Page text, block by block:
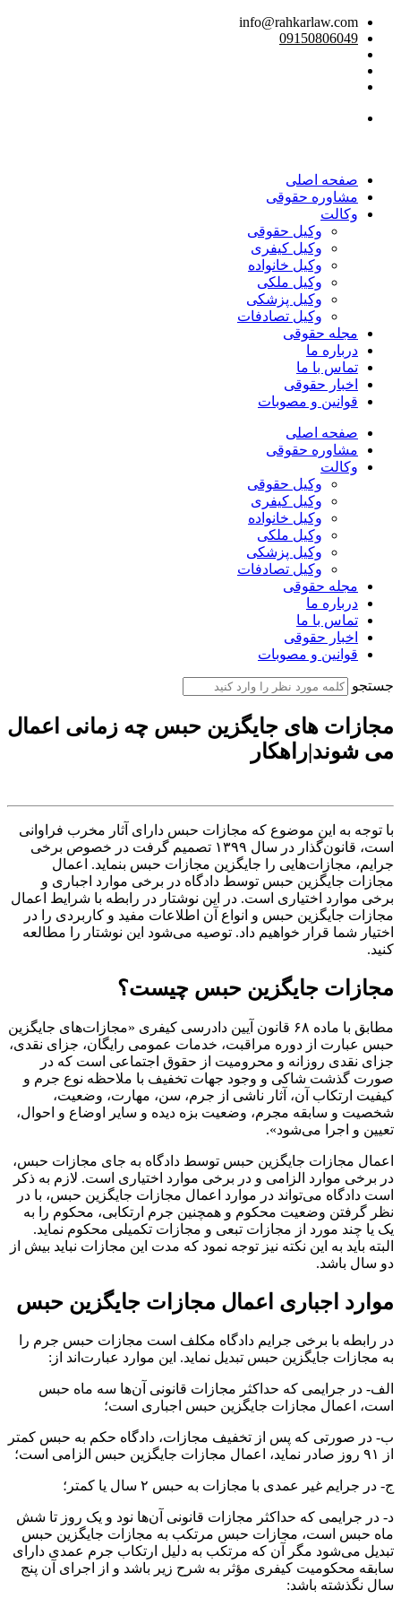
info@rahkarlaw.com
09150806049
صفحه اصلی
مشاوره حقوقی
وکالت
وکیل حقوقی
وکیل کیفری
وکیل خانواده
وکیل ملکی
وکیل پزشکی
وکیل تصادفات
مجله حقوقی
درباره ما
تماس با ما
اخبار حقوقی
قوانین و مصوبات
صفحه اصلی
مشاوره حقوقی
وکالت
وکیل حقوقی
وکیل کیفری
وکیل خانواده
وکیل ملکی
وکیل پزشکی
وکیل تصادفات
مجله حقوقی
درباره ما
تماس با ما
اخبار حقوقی
قوانین و مصوبات
جستجو
مجازات های جایگزین حبس چه زمانی اعمال
می شوند|راهکار
با توجه به این موضوع که مجازات حبس دارای آثار مخرب فراوانی
است، قانون‌گذار در سال ۱۳۹۹ تصمیم گرفت در خصوص برخی
جرایم، مجازات‌هایی را جایگزین مجازات حبس بنماید. اعمال
مجازات جایگزین حبس توسط دادگاه در برخی موارد اجباری و
برخی موارد اختیاری است. در این نوشتار در رابطه با شرایط اعمال
مجازات جایگزین حبس و انواع آن اطلاعات مفید و کاربردی را در
اختیار شما قرار خواهیم داد. توصیه می‌شود این نوشتار را مطالعه
کنید.
مجازات جایگزین حبس چیست؟
مطابق با ماده ۶۸ قانون آیین دادرسی کیفری «مجازات‌‌های جایگزین
حبس عبارت از دوره مراقبت، خدمات عمومی رایگان، جزای نقدی،
جزای نقدی روزانه و محرومیت از حقوق اجتماعی ‌است که در
صورت گذشت شاکی و وجود جهات تخفیف با ملاحظه نوع جرم و
کیفیت ارتکاب آن، آثار ناشی از جرم، سن، مهارت، وضعیت،
شخصیت و سابقه مجرم، وضعیت بزه‌ دیده و سایر اوضاع و احوال،
تعیین و اجرا می‌شود».
اعمال مجازات جایگزین حبس توسط دادگاه به جای مجازات حبس،
در برخی موارد الزامی و در برخی موارد اختیاری است. لازم به ذکر
است دادگاه می‌‌تواند در موارد اعمال مجازات جایگزین حبس، با در
نظر گرفتن وضعیت محکوم و همچنین جرم ارتکابی، محکوم را به
یک یا چند مورد از مجازات‌ تبعی و مجازات تکمیلی محکوم نماید.
البته باید به این نکته نیز توجه نمود که مدت این مجازات نباید بیش از
دو سال باشد.
موارد اجباری اعمال مجازات جایگزین حبس
در رابطه با برخی جرایم دادگاه مکلف است مجازات حبس جرم را
به مجازات جایگزین حبس تبدیل نماید. این موارد عبارت‌اند از:
الف- در جرایمی که حداکثر مجازات قانونی آن‌ها سه ماه حبس
است، اعمال مجازات جایگزین حبس اجباری است؛
ب- در صورتی که پس از تخفیف مجازات، دادگاه حکم به حبس کمتر
از ۹۱ روز صادر نماید، اعمال مجازات جایگزین حبس الزامی است؛
ج- در جرایم غیر عمدی با مجازات به حبس ۲ سال یا کمتر؛
د- در جرایمی که حداکثر مجازات قانونی آن‌ها نود و یک روز تا شش
ماه حبس است، مجازات حبس مرتکب به مجازات جایگزین حبس
تبدیل می‌شود مگر آن که مرتکب به دلیل ارتکاب جرم عمدی دارای
سابقه محکومیت کیفری مؤثر به شرح زیر باشد و از اجرای آن پنج
سال نگذشته باشد: